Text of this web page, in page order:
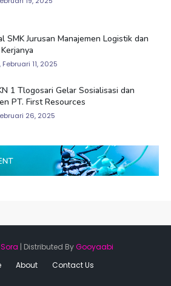
SMK Jurusan Manajemen Logistik dan
11, 2025
1 Tlogosari Gelar Sosialisasi dan
PT. First Resources
26, 2025
Sora | Distributed ByGooyaabi
About Contact Us